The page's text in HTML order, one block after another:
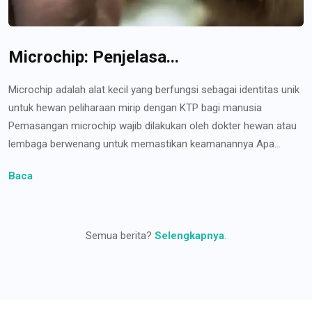
Microchip: Penjelasa...
Microchip adalah alat kecil yang berfungsi sebagai identitas unik
untuk hewan peliharaan mirip dengan KTP bagi manusia
Pemasangan microchip wajib dilakukan oleh dokter hewan atau
lembaga berwenang untuk memastikan keamanannya Apa...
Baca
Semua berita? Selengkapnya